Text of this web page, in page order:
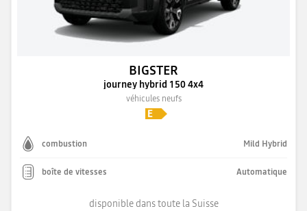
BIGSTER
journey hybrid 150 4x4
véhicules neufs
combustion Mild Hybrid
boîte de vitesses Automatique
disponible dans toute la Suisse